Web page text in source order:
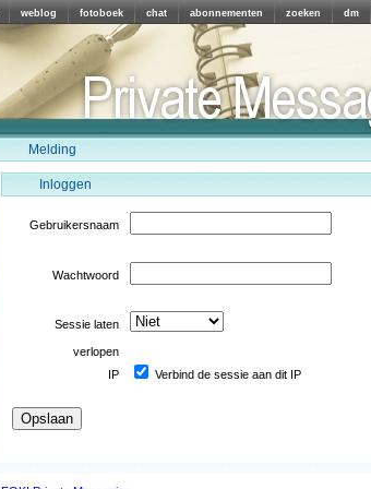
weblog fotoboek chat abonnementen zoeken dm
Melding
Inloggen
Gebruikersnaam
Wachtwoord
Sessie laten
verlopen
IP
Verbind de sessie aan dit IP